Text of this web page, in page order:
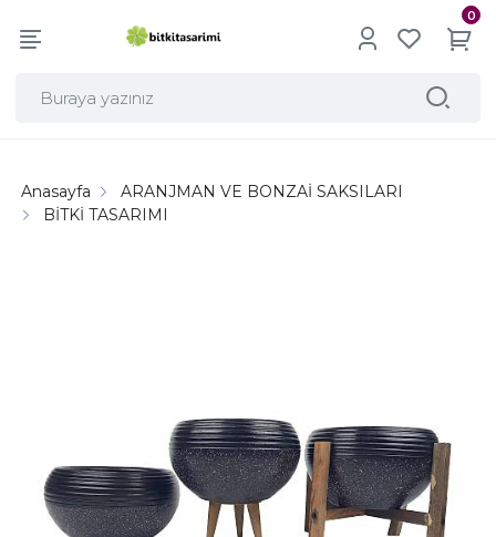
0
Anasayfa
ARANJMAN VE BONZAİ SAKSILARI
BİTKİ TASARIMI